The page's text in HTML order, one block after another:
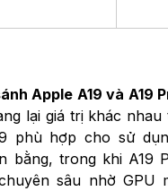
Apple A19 và A19
lại giá trị khác
phù hợp cho sử
bằng, trong khi A19
sâu nhờ GPU